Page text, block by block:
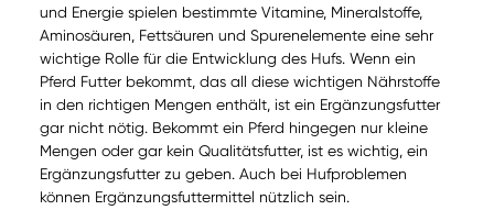
und Energie spielen bestimmte Vitamine, Mineralstoffe,
Aminosäuren, Fettsäuren und Spurenelemente eine sehr
wichtige Rolle für die Entwicklung des Hufs. Wenn ein
Pferd Futter bekommt, das all diese wichtigen Nährstoffe
in den richtigen Mengen enthält, ist ein Ergänzungsfutter
gar nicht nötig. Bekommt ein Pferd hingegen nur kleine
Mengen oder gar kein Qualitätsfutter, ist es wichtig, ein
Ergänzungsfutter zu geben. Auch bei Hufproblemen
können Ergänzungsfuttermittel nützlich sein.